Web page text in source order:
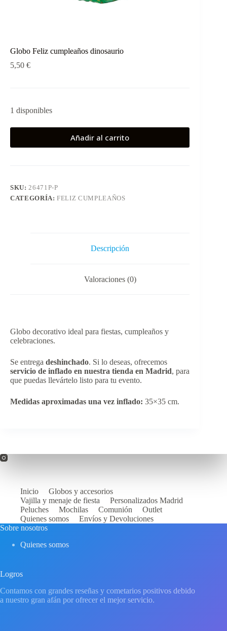
Globo Feliz cumpleaños dinosaurio
5,50 €
1 disponibles
Añadir al carrito
SKU:26471P-P
CATEGORÍA:FELIZ CUMPLEAÑOS
Descripción
Valoraciones (0)
Globo decorativo ideal para fiestas, cumpleaños y
celebraciones.
Se entrega deshinchado. Si lo deseas, ofrecemos
servicio de inflado en nuestra tienda en Madrid, para
que puedas llevártelo listo para tu evento.
Medidas aproximadas una vez inflado: 35×35 cm.
Inicio
Globos y accesorios
Vajilla y menaje de fiesta
Personalizados Madrid
Peluches
Mochilas Comunión
Outlet
Quienes somos
Envíos y Devoluciones
Sobre nosotros
Quienes somos
Logros
Contamos con grandes reseñas y cometarios positivos debido
a nuestro gran afán por ofrecer el mejor servicio.